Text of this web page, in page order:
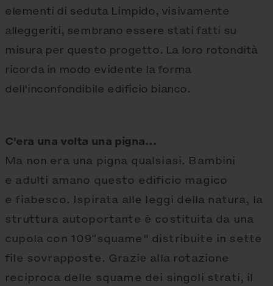
elementi di seduta Limpido, visivamente
alleggeriti, sembrano essere stati fatti su
misura per questo progetto. La loro rotondità
ricorda in modo evidente la forma
dell'inconfondibile edificio bianco.
C'era una volta una pigna…
Ma non era una pigna qualsiasi. Bambini
e adulti amano questo edificio magico
e fiabesco. Ispirata alle leggi della natura, la
struttura autoportante è costituita da una
cupola con 109″squame" distribuite in sette
file sovrapposte. Grazie alla rotazione
reciproca delle squame dei singoli strati, il